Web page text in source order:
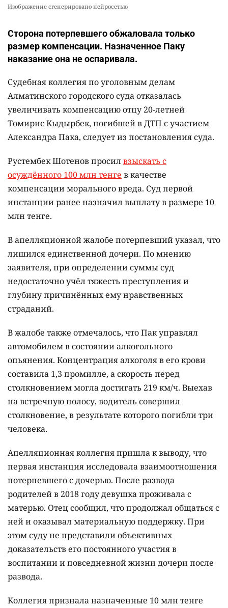
Изображение сгенерировано нейросетью
Сторона потерпевшего обжаловала только
размер компенсации. Назначенное Паку
наказание она не оспаривала.
Судебная коллегия по уголовным делам
Алматинского городского суда отказалась
увеличивать компенсацию отцу 20-летней
Томирис Кыдырбек, погибшей в ДТП с участием
Александра Пака, следует из постановления суда.
Рустембек Шотенов просилвзыскать с
осуждённого 100 млн тенге в качестве
компенсации морального вреда. Суд первой
инстанции ранее назначил выплату в размере 10
млн тенге.
В апелляционной жалобе потерпевший указал, что
лишился единственной дочери. По мнению
заявителя, при определении суммы суд
недостаточно учёл тяжесть преступления и
глубину причинённых ему нравственных
страданий.
В жалобе также отмечалось, что Пак управлял
автомобилем в состоянии алкогольного
опьянения. Концентрация алкоголя в его крови
составила 1,3 промилле, а скорость перед
столкновением могла достигать 219 км/ч. Выехав
на встречную полосу, водитель совершил
столкновение, в результате которого погибли три
человека.
Апелляционная коллегия пришла к выводу, что
первая инстанция исследовала взаимоотношения
потерпевшего с дочерью. После развода
родителей в 2018 году девушка проживала с
матерью. Отец сообщил, что продолжал общаться с
ней и оказывал материальную поддержку. При
этом суду не представили объективных
доказательств его постоянного участия в
воспитании и повседневной жизни дочери после
развода.
Коллегия признала назначенные 10 млн тенге